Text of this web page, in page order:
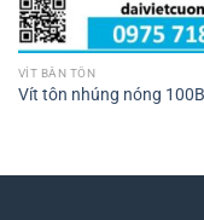
VÍT BẮN TÔN
Vít tôn nhúng nóng